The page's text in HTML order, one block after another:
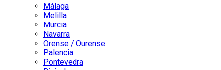
Málaga
Melilla
Murcia
Navarra
Orense / Ourense
Palencia
Pontevedra